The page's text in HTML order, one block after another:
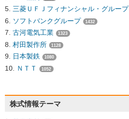
三菱ＵＦＪフィナンシャル・グループ
ソフトバンクグループ 1432
古河電気工業 1323
村田製作所 1128
日本製鉄 1080
ＮＴＴ 1052
株式情報テーマ